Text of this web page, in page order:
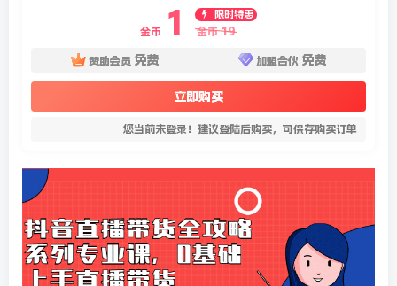
金币 1
限时特惠
金币 19
赞助会员 免费 加盟合伙 免费
立即购买
您当前未登录！建议登陆后购买，可保存购买订单